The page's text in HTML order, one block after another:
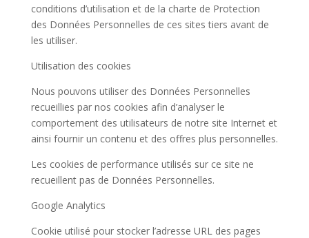
conditions d’utilisation et de la charte de Protection
des Données Personnelles de ces sites tiers avant de
les utiliser.
Utilisation des cookies
Nous pouvons utiliser des Données Personnelles
recueillies par nos cookies afin d’analyser le
comportement des utilisateurs de notre site Internet et
ainsi fournir un contenu et des offres plus personnelles.
Les cookies de performance utilisés sur ce site ne
recueillent pas de Données Personnelles.
Google Analytics
Cookie utilisé pour stocker l’adresse URL des pages